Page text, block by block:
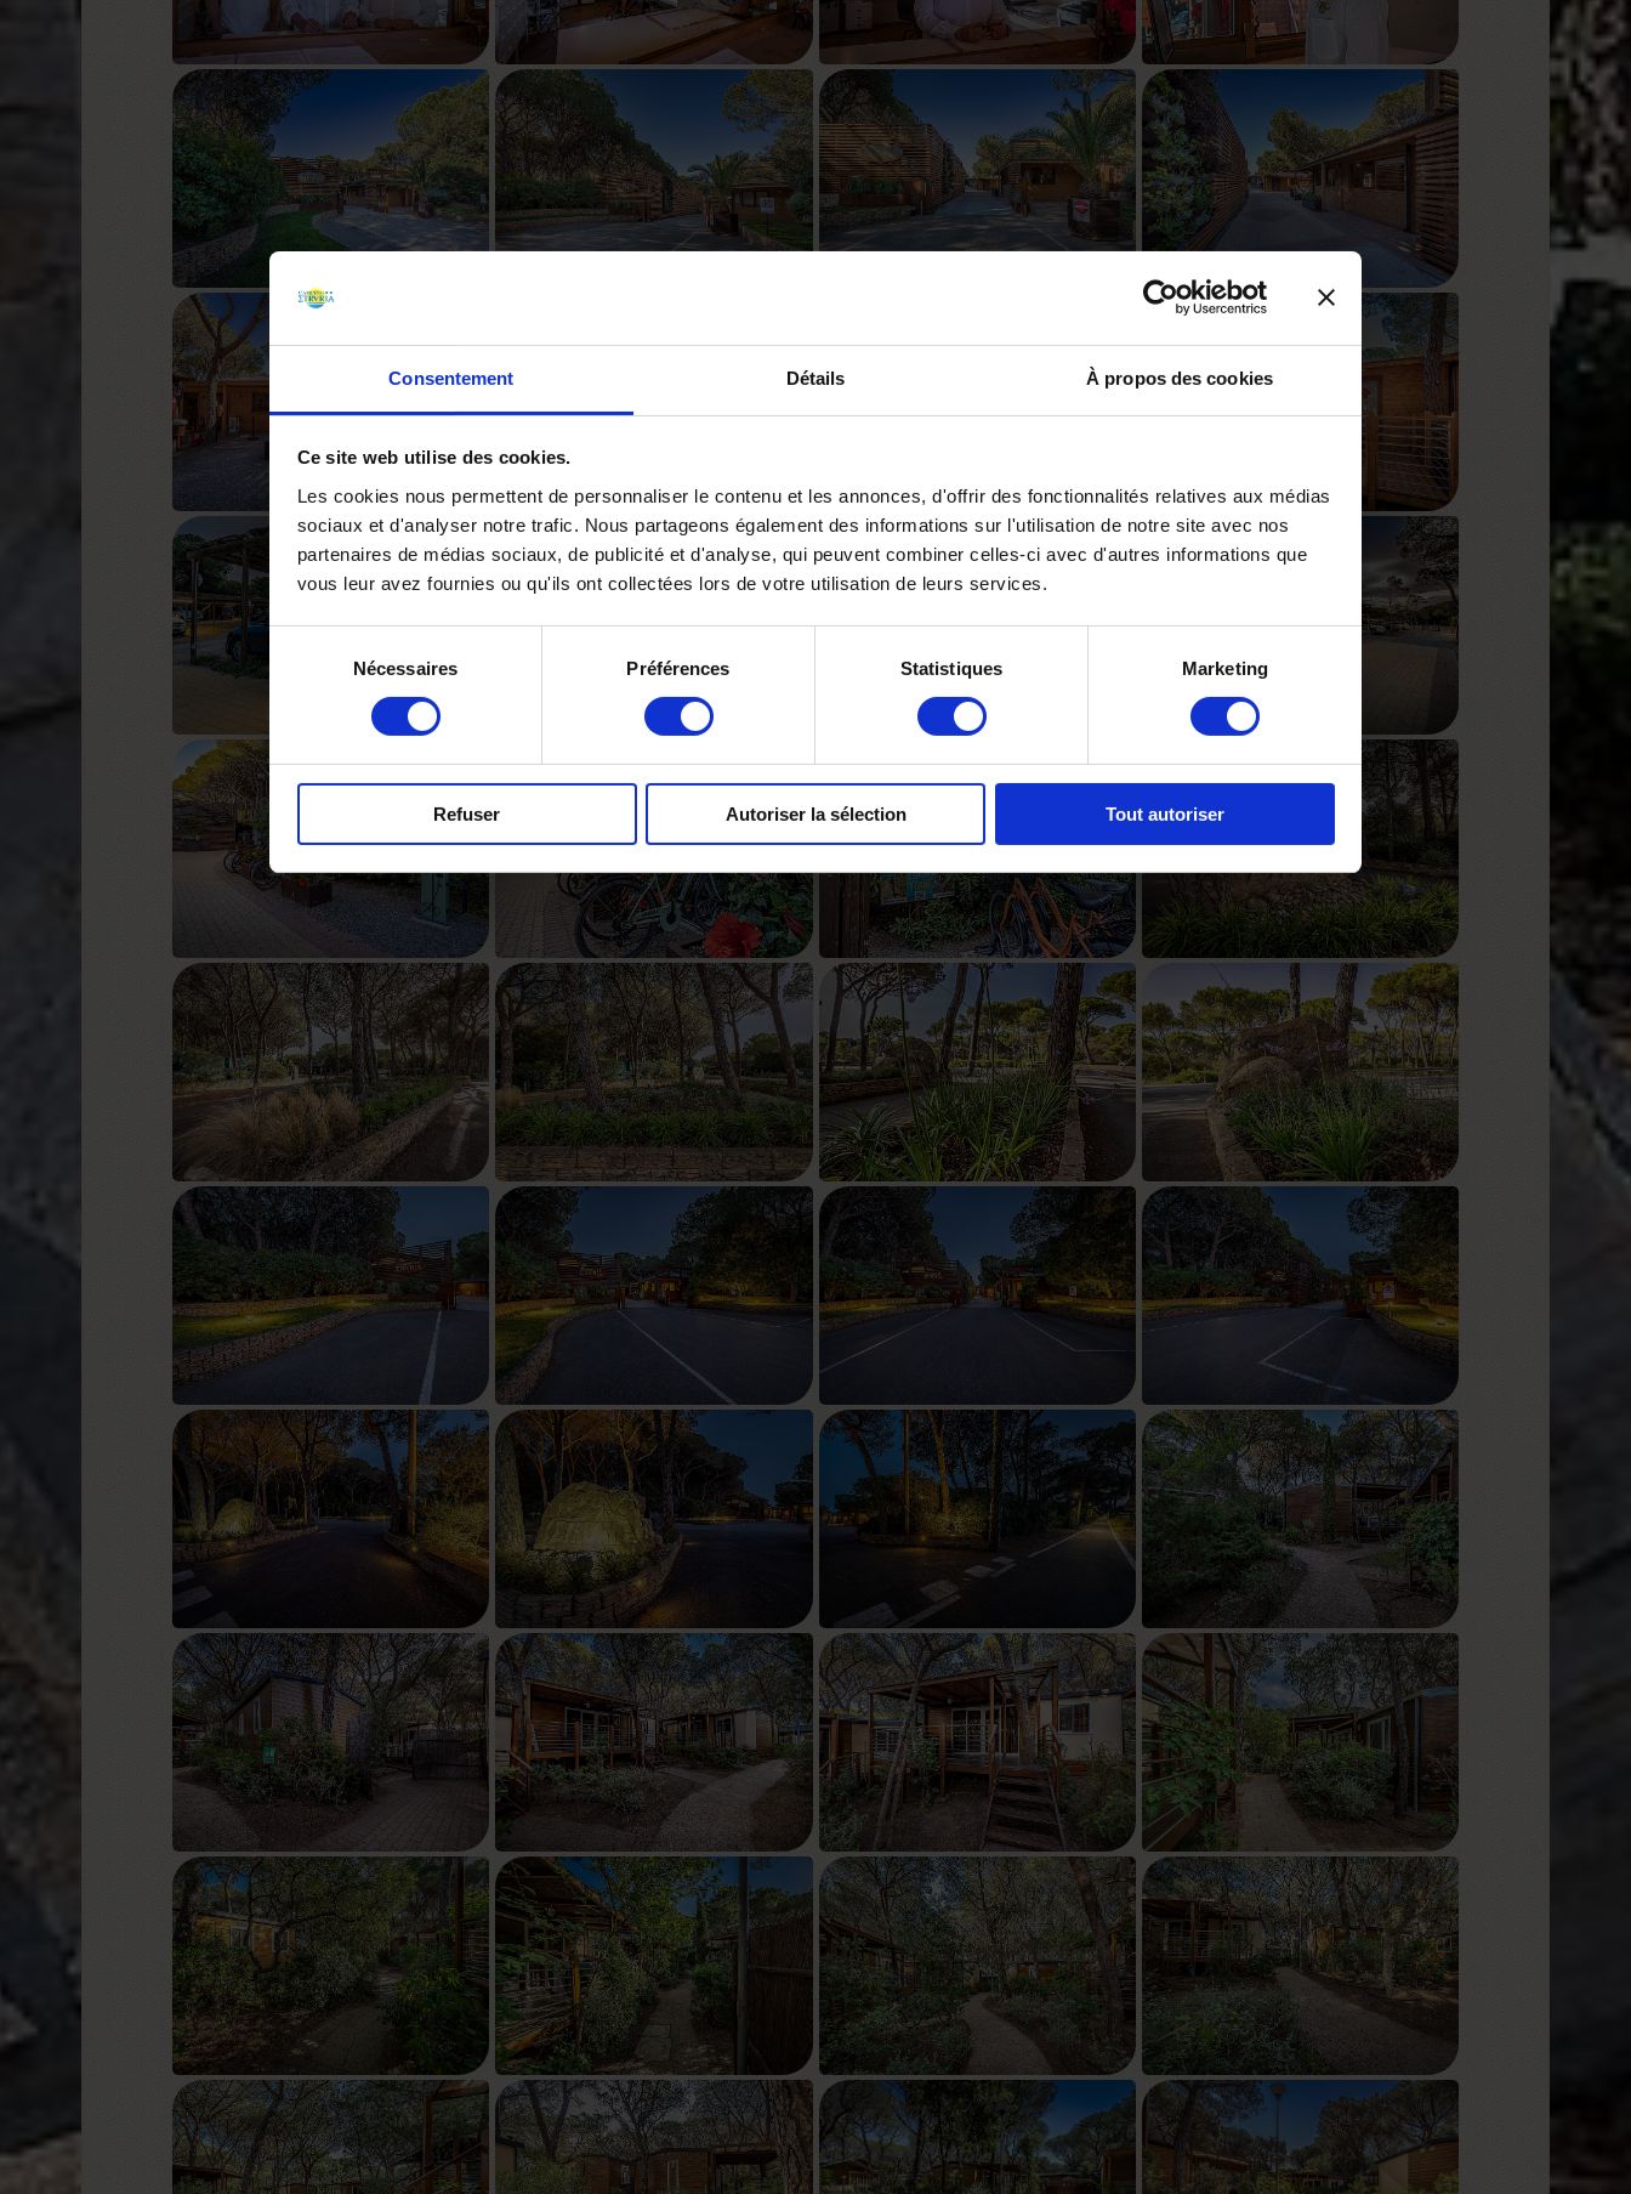
Consentement Détails À propos des cookies
Ce site web utilise des cookies.
Les cookies nous permettent de personnaliser le contenu et les annonces, d'offrir des fonctionnalités relatives aux médias
sociaux et d'analyser notre trafic. Nous partageons également des informations sur l'utilisation de notre site avec nos
partenaires de médias sociaux, de publicité et d'analyse, qui peuvent combiner celles-ci avec d'autres informations que
vous leur avez fournies ou qu'ils ont collectées lors de votre utilisation de leurs services.
consentement
Nécessaires Préférences Statistiques Marketing
Refuser Autoriser la sélection Tout autoriser